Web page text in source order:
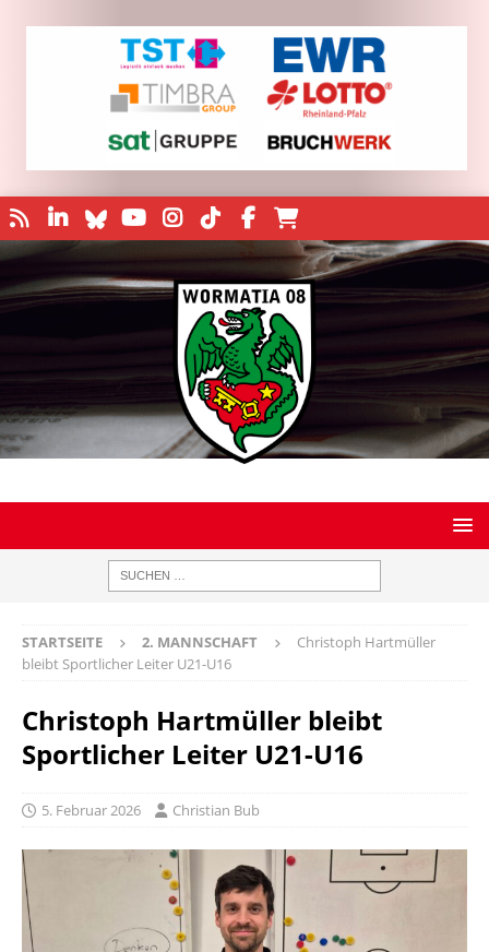
STARTSEITE 2. MANNSCHAFT
Christoph Hartmüller
bleibt Sportlicher Leiter U21-U16
Christoph Hartmüller bleibt
Sportlicher Leiter U21-U16
5. Februar 2026 Christian Bub